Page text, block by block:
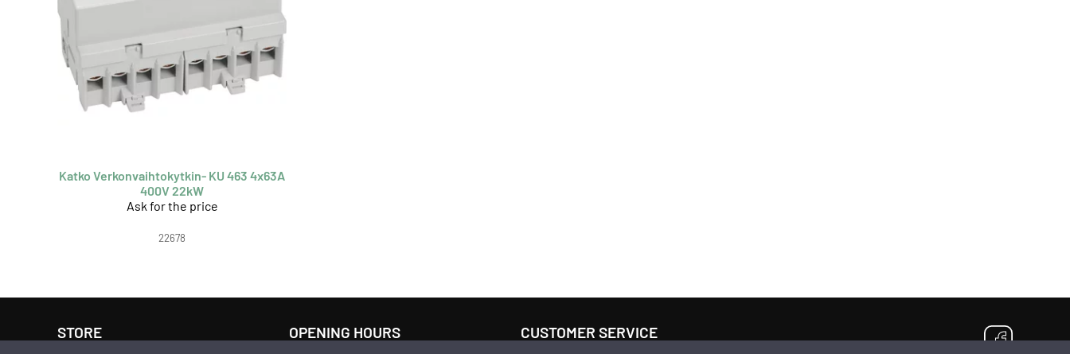
Katko Verkonvaihtokytkin- KU 463 4x63A
400V 22kW
Ask for the price
22678
STORE OPENING HOURS CUSTOMER SERVICE